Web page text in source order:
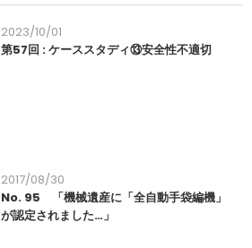
2023/10/01
第57回 : ケーススタディ⑬安全性不適切
2017/08/30
No. 95 「機械遺産に「全自動手袋編機」
が認定されました…」